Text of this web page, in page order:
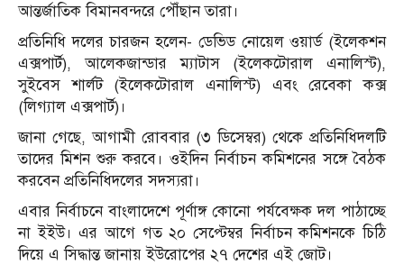
আন্তর্জাতিক বিমানবন্দরে পৌঁছান তারা।
প্রতিনিধি দলের চারজন হলেন- ডেভিড নোয়েল ওয়ার্ড (ইলেকশন
এক্সপার্ট), আলেকজান্ডার ম্যাটাস (ইলেকটোরাল এনালিস্ট),
সুইবেস শার্লট (ইলেকটোরাল এনালিস্ট) এবং রেবেকা কক্স
(লিগ্যাল এক্সপার্ট)।
জানা গেছে, আগামী রোববার (৩ ডিসেম্বর) থেকে প্রতিনিধিদলটি
তাদের মিশন শুরু করবে। ওইদিন নির্বাচন কমিশনের সঙ্গে বৈঠক
করবেন প্রতিনিধিদলের সদস্যরা।
এবার নির্বাচনে বাংলাদেশে পূর্ণাঙ্গ কোনো পর্যবেক্ষক দল পাঠাচ্ছে
না ইইউ। এর আগে গত ২০ সেপ্টেম্বর নির্বাচন কমিশনকে চিঠি
দিয়ে এ সিদ্ধান্ত জানায় ইউরোপের ২৭ দেশের এই জোট।